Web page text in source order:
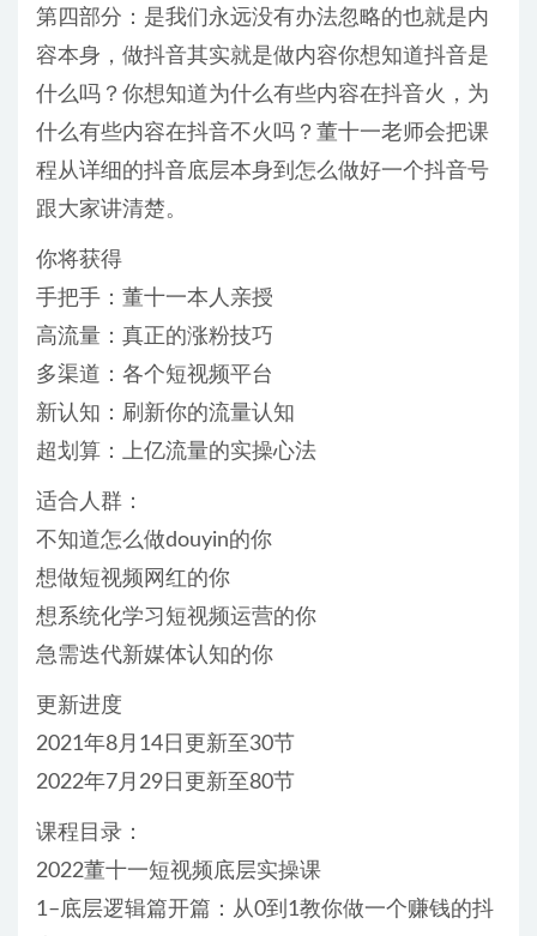
第四部分：是我们永远没有办法忽略的也就是内
容本身，做抖音其实就是做内容你想知道抖音是
什么吗？你想知道为什么有些内容在抖音火，为
什么有些内容在抖音不火吗？董十一老师会把课
程从详细的抖音底层本身到怎么做好一个抖音号
跟大家讲清楚。
你将获得
手把手：董十一本人亲授
高流量：真正的涨粉技巧
多渠道：各个短视频平台
新认知：刷新你的流量认知
超划算：上亿流量的实操心法
适合人群：
不知道怎么做douyin的你
想做短视频网红的你
想系统化学习短视频运营的你
急需迭代新媒体认知的你
更新进度
2021年8月14日更新至30节
2022年7月29日更新至80节
课程目录：
2022董十一短视频底层实操课
1–底层逻辑篇开篇：从0到1教你做一个赚钱的抖